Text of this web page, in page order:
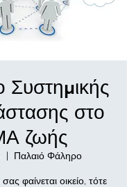
Συστημικής
στο
ζωής
  |
Παλαιό Φάληρο
φαίνεται οικείο, τότε